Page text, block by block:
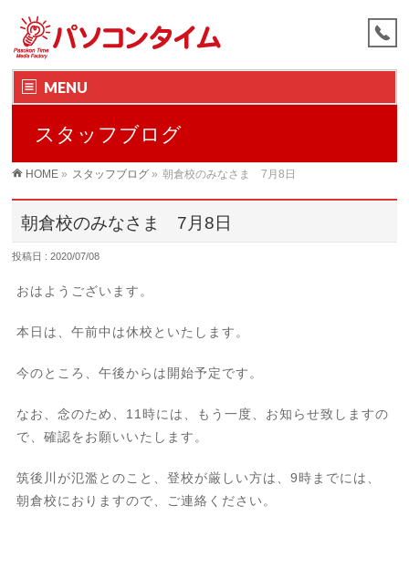
MENU
スタッフブログ
HOME » スタッフブログ » 朝倉校のみなさま 7月8日
朝倉校のみなさま 7月8日
投稿日 : 2020/07/08
おはようございます。
本日は、午前中は休校といたします。
今のところ、午後からは開始予定です。
なお、念のため、11時には、もう一度、お知らせ致しますの
で、確認をお願いいたします。
筑後川が氾濫とのこと、登校が厳しい方は、9時までには、
朝倉校におりますので、ご連絡ください。